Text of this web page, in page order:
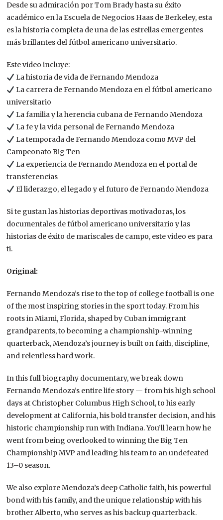
Desde su admiración por Tom Brady hasta su éxito
académico en la Escuela de Negocios Haas de Berkeley, esta
es la historia completa de una de las estrellas emergentes
más brillantes del fútbol americano universitario.
Este video incluye:
La historia de vida de Fernando Mendoza
La carrera de Fernando Mendoza en el fútbol americano
universitario
La familia y la herencia cubana de Fernando Mendoza
La fe y la vida personal de Fernando Mendoza
La temporada de Fernando Mendoza como MVP del
Campeonato Big Ten
La experiencia de Fernando Mendoza en el portal de
transferencias
El liderazgo, el legado y el futuro de Fernando Mendoza
Si te gustan las historias deportivas motivadoras, los
documentales de fútbol americano universitario y las
historias de éxito de mariscales de campo, este video es para
ti.
Original:
Fernando Mendoza’s rise to the top of college football is one
of the most inspiring stories in the sport today. From his
roots in Miami, Florida, shaped by Cuban immigrant
grandparents, to becoming a championship-winning
quarterback, Mendoza’s journey is built on faith, discipline,
and relentless hard work.
In this full biography documentary, we break down
Fernando Mendoza’s entire life story — from his high school
days at Christopher Columbus High School, to his early
development at California, his bold transfer decision, and his
historic championship run with Indiana. You’ll learn how he
went from being overlooked to winning the Big Ten
Championship MVP and leading his team to an undefeated
13–0 season.
We also explore Mendoza’s deep Catholic faith, his powerful
bond with his family, and the unique relationship with his
brother Alberto, who serves as his backup quarterback.